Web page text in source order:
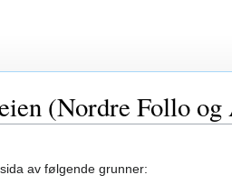
(Nordre Follo og
av følgende grunner: